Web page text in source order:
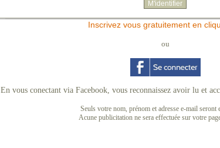
Inscrivez vous gratuitement en
ou
En vous conectant via Facebook, vous reconnaissez avoir lu et
Seuls votre nom, prénom et adresse e-mail seront
Acune publicitation ne sera effectuée sur votre